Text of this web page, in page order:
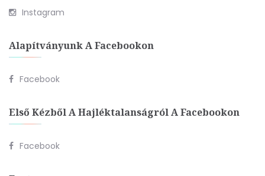
Instagram
Alapítványunk A Facebookon
Facebook
Első Kézből A Hajléktalanságról A Facebookon
Facebook